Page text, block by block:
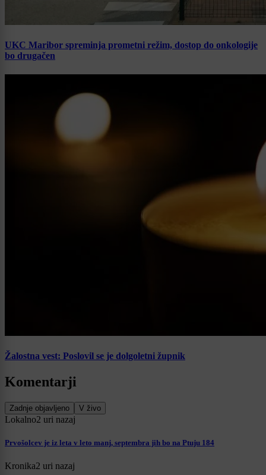
UKC Maribor spreminja prometni režim, dostop do onkologije
bo drugačen
Žalostna vest: Poslovil se je dolgoletni župnik
Komentarji
Zadnje objavljeno V živo
Lokalno2 uri nazaj
Prvošolcev je iz leta v leto manj, septembra jih bo na Ptuju 184
Kronika2 uri nazaj